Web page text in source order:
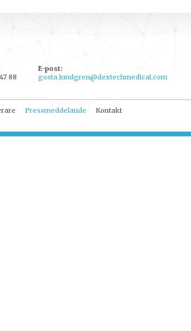
88
E-post:
gosta.lundgren@dextechmedical.com
Pressmeddelande Kontakt